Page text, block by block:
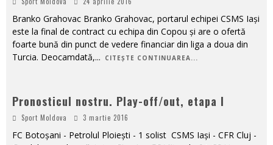
Branko Grahovac Branko Grahovac, portarul echipei CSMS Iași
este la final de contract cu echipa din Copou și are o ofertă
foarte bună din punct de vedere financiar din liga a doua din
Turcia. Deocamdată,... CITEȘTE CONTINUAREA...
Pronosticul nostru. Play-off/out, etapa I
Sport Moldova 3 martie 2016
FC Botoșani - Petrolul Ploiești - 1 solist CSMS Iași - CFR Cluj -